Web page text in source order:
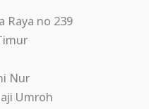
Raya no 239
Nur
Umroh